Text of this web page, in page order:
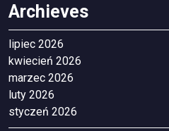
Archieves
lipiec 2026
kwiecień 2026
marzec 2026
luty 2026
styczeń 2026